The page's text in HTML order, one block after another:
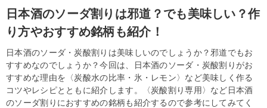
日本酒のソーダ割りは邪道？でも美味しい？作
り方やおすすめ銘柄も紹介！
日本酒のソーダ・炭酸割りは美味しいのでしょうか？邪道でもお
すすめなのでしょうか？今回は、日本酒のソーダ・炭酸割りがお
すすめな理由を〈炭酸水の比率・氷・レモン〉など美味しく作る
コツやレシピとともに紹介します。〈炭酸割り専用〉など日本酒
のソーダ割りにおすすめの銘柄も紹介するので参考にしてみてく